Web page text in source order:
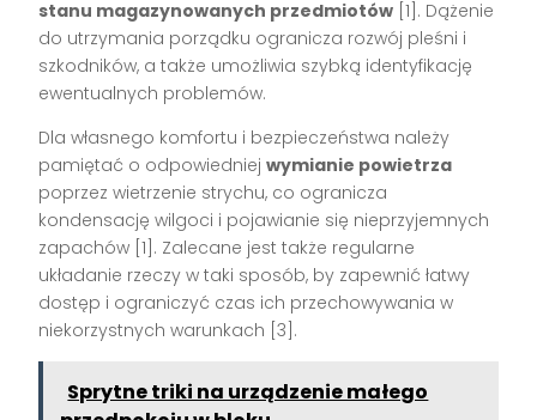
stanu magazynowanych przedmiotów [1] . Dążenie
do utrzymania porządku ogranicza rozwój pleśni i
szkodników, a także umożliwia szybką identyfikację
ewentualnych problemów.
Dla własnego komfortu i bezpieczeństwa należy
pamiętać o odpowiedniejwymianie powietrza
poprzez wietrzenie strychu, co ogranicza
kondensację wilgoci i pojawianie się nieprzyjemnych
zapachów [1] . Zalecane jest także regularne
układanie rzeczy w taki sposób, by zapewnić łatwy
dostęp i ograniczyć czas ich przechowywania w
niekorzystnych warunkach [3] .
Sprytne triki na urządzenie małego